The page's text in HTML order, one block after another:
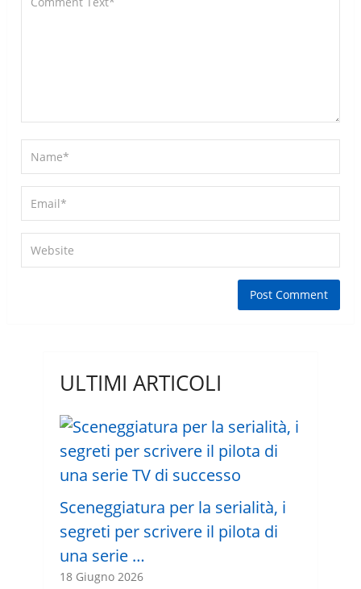
ULTIMI ARTICOLI
Sceneggiatura per la serialità, i
segreti per scrivere il pilota di
una serie …
18 Giugno 2026